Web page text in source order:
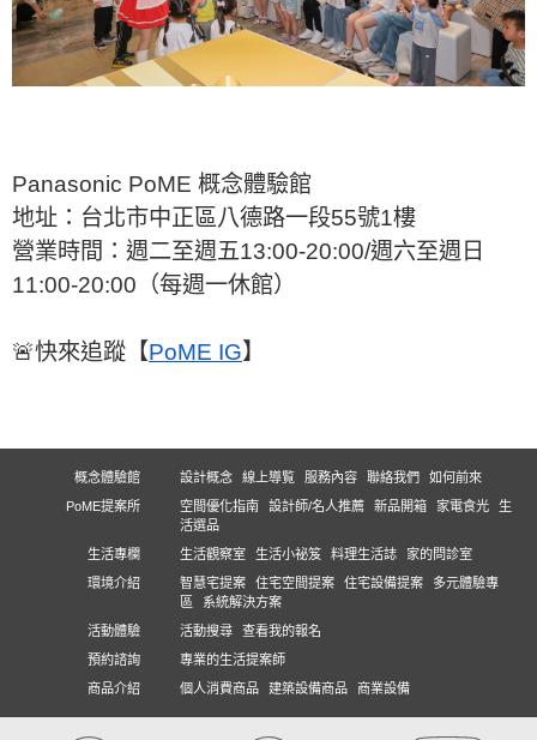
Panasonic PoME 概念體驗館
地址：台北市中正區八德路一段55號1樓
營業時間：週二至週五13:00-20:00/週六至週日
11:00-20:00（每週一休館）
🚨快來追蹤【PoME IG】
概念體驗館 設計概念 線上導覧 服務內容 聯絡我們
如何前來
PoME提案所
空間優化指南 設計師/名人推薦 新品開箱 家電食光
生
活選品
生活專欄
生活觀察室 生活小祕笈 料理生活誌
家的問診室
環境介紹
智慧宅提案 住宅空間提案 住宅設備提案
多元體驗專
區
系統解決方案
活動體驗
活動搜尋
查看我的報名
預約諮詢
專業的生活提案師
商品介紹
個人消費商品 建築設備商品 商業設備